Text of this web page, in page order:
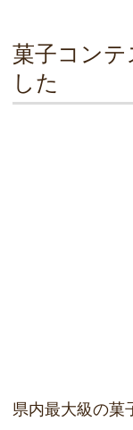
菓子コン
した
県内最大級の菓